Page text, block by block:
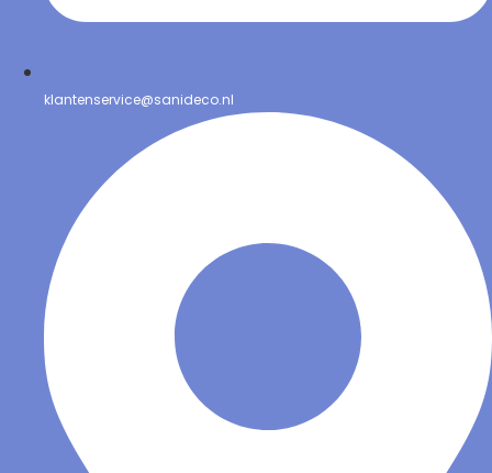
klantenservice@sanideco.nl